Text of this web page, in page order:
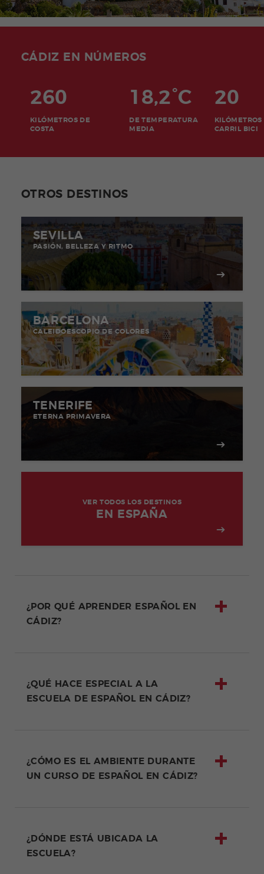
CÁDIZ EN NÚMEROS
260
KILÓMETROS DE
COSTA
18,2°C
DE TEMPERATURA
MEDIA
20
KILÓMETROS
CARRIL BICI
OTROS DESTINOS
SEVILLA
PASIÓN, BELLEZA Y RITMO
BARCELONA
CALEIDOESCOPIO DE COLORES
TENERIFE
ETERNA PRIMAVERA
VER TODOS LOS DESTINOS
EN ESPAÑA
¿POR QUÉ APRENDER ESPAÑOL EN
CÁDIZ?
¿QUÉ HACE ESPECIAL A LA
ESCUELA DE ESPAÑOL EN CÁDIZ?
¿CÓMO ES EL AMBIENTE DURANTE
UN CURSO DE ESPAÑOL EN CÁDIZ?
¿DÓNDE ESTÁ UBICADA LA
ESCUELA?